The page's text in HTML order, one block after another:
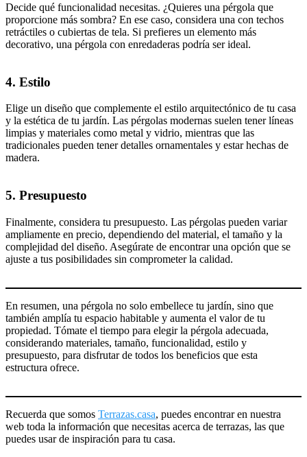
Decide qué funcionalidad necesitas. ¿Quieres una pérgola que
proporcione más sombra? En ese caso, considera una con techos
retráctiles o cubiertas de tela. Si prefieres un elemento más
decorativo, una pérgola con enredaderas podría ser ideal.
4. Estilo
Elige un diseño que complemente el estilo arquitectónico de tu casa
y la estética de tu jardín. Las pérgolas modernas suelen tener líneas
limpias y materiales como metal y vidrio, mientras que las
tradicionales pueden tener detalles ornamentales y estar hechas de
madera.
5. Presupuesto
Finalmente, considera tu presupuesto. Las pérgolas pueden variar
ampliamente en precio, dependiendo del material, el tamaño y la
complejidad del diseño. Asegúrate de encontrar una opción que se
ajuste a tus posibilidades sin comprometer la calidad.
En resumen, una pérgola no solo embellece tu jardín, sino que
también amplía tu espacio habitable y aumenta el valor de tu
propiedad. Tómate el tiempo para elegir la pérgola adecuada,
considerando materiales, tamaño, funcionalidad, estilo y
presupuesto, para disfrutar de todos los beneficios que esta
estructura ofrece.
Recuerda que somos Terrazas.casa, puedes encontrar en nuestra
web toda la información que necesitas acerca de terrazas, las que
puedes usar de inspiración para tu casa.